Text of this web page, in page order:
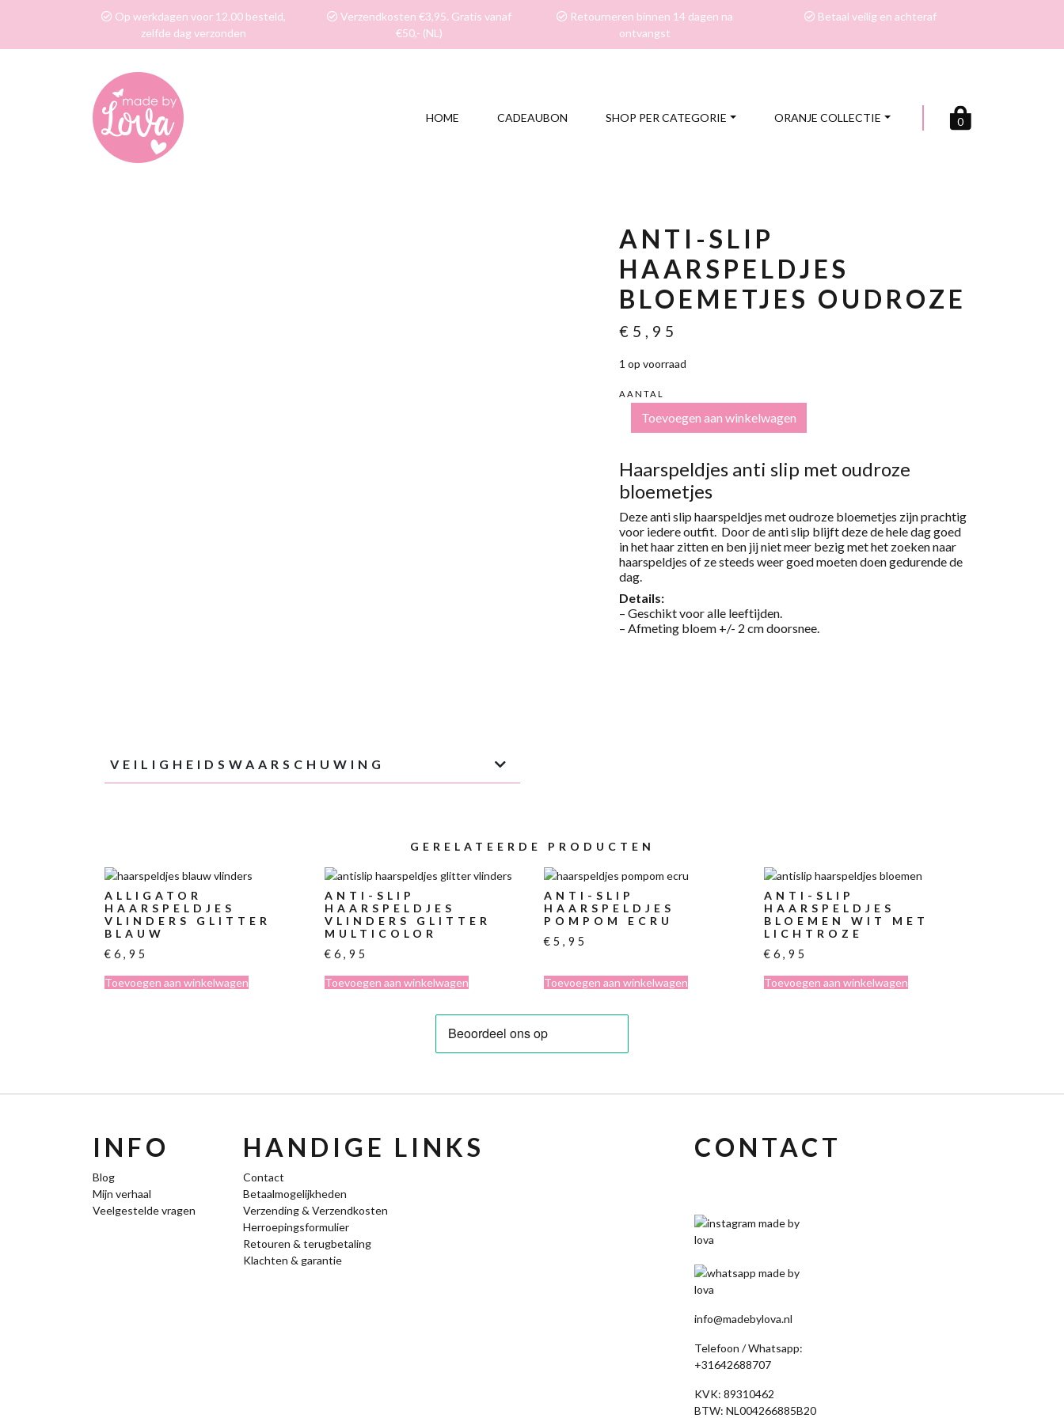
Op werkdagen voor 12.00 besteld,
zelfde dag verzonden
Verzendkosten €3,95. Gratis vanaf
€50,- (NL)
Retourneren binnen 14 dagen na
ontvangst
Betaal veilig en achteraf
0
HOME CADEAUBON SHOP PER CATEGORIE ORANJE COLLECTIE
ANTI-SLIP
HAARSPELDJES
BLOEMETJES OUDROZE
€ 5,95
1 op voorraad
AANTAL
ANTI-
HAARSPELDJES
AANTAL
Toevoegen aan winkelwagen
Haarspeldjes anti slip met oudroze
bloemetjes
Deze anti slip haarspeldjes met oudroze bloemetjes zijn prachtig
voor iedere outfit. Door de anti slip blijft deze de hele dag goed
in het haar zitten en ben jij niet meer bezig met het zoeken naar
haarspeldjes of ze steeds weer goed moeten doen gedurende de
dag.
Details:
– Geschikt voor alle leeftijden.
– Afmeting bloem +/- 2 cm doorsnee.
VEILIGHEIDSWAARSCHUWING
GERELATEERDE PRODUCTEN
ALLIGATOR
HAARSPELDJES
VLINDERS GLITTER
BLAUW
€ 6,95
Toevoegen aan winkelwagen
ANTI-SLIP
HAARSPELDJES
VLINDERS GLITTER
MULTICOLOR
€ 6,95
Toevoegen aan winkelwagen
ANTI-SLIP
HAARSPELDJES
POMPOM ECRU
€ 5,95
Toevoegen aan winkelwagen
ANTI-SLIP
HAARSPELDJES
BLOEMEN WIT MET
LICHTROZE
€ 6,95
Toevoegen aan winkelwagen
INFO
Blog
Mijn verhaal
Veelgestelde vragen
HANDIGE LINKS
Contact
Betaalmogelijkheden
Verzending & Verzendkosten
Herroepingsformulier
Retouren & terugbetaling
Klachten & garantie
CONTACT
info@madebylova.nl
Telefoon / Whatsapp:
+31642688707
KVK: 89310462
BTW: NL004266885B20